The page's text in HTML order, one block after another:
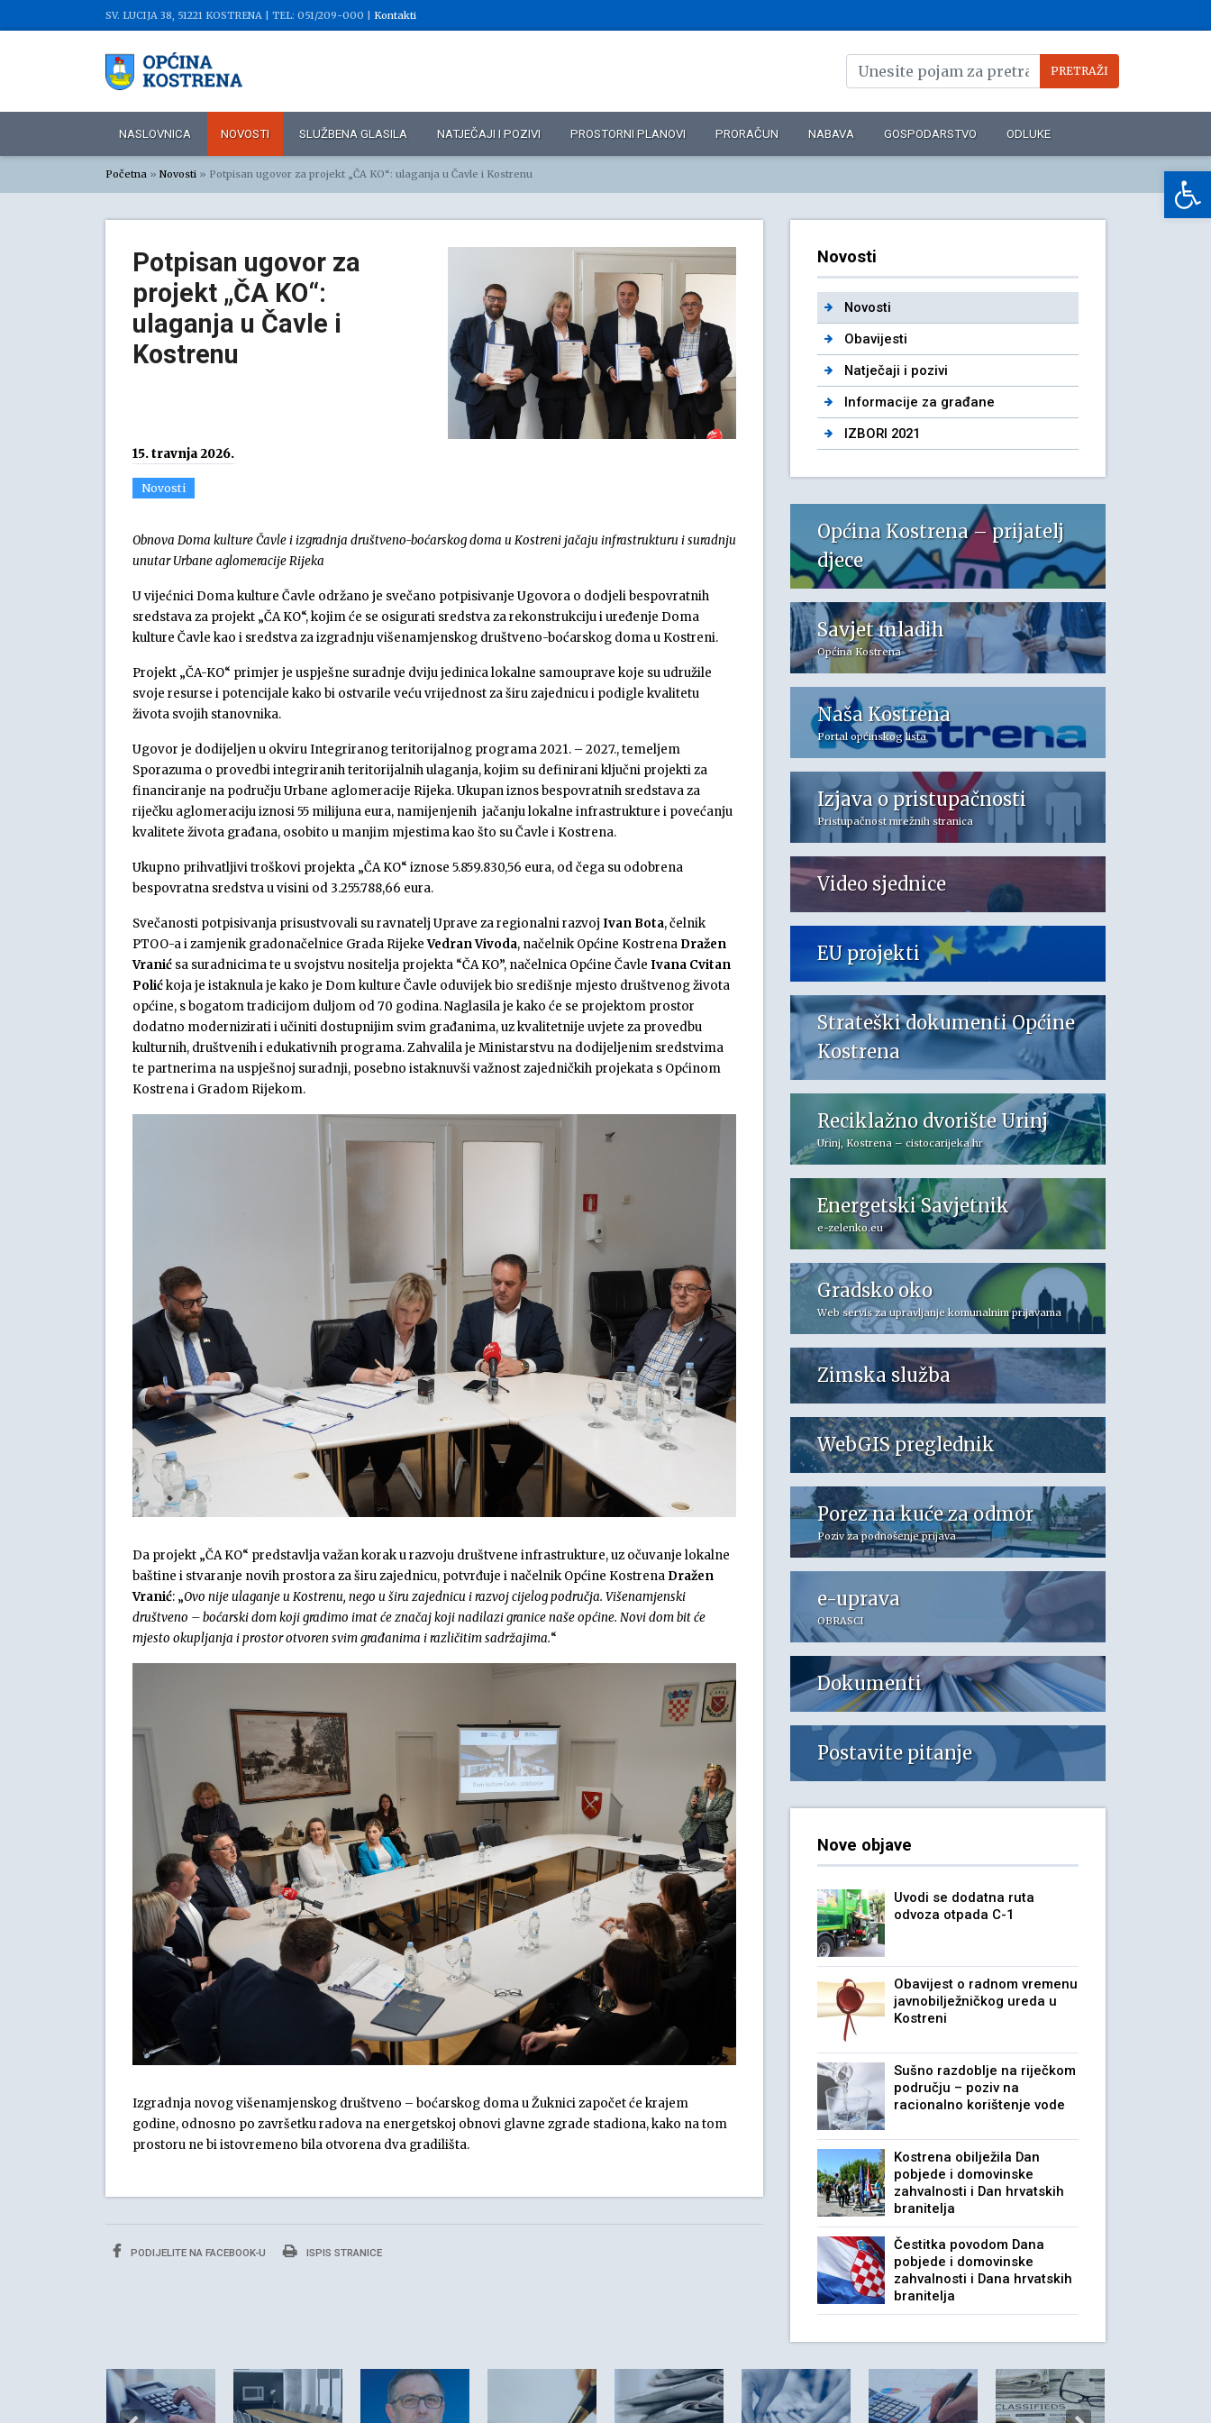
SV. LUCIJA 38, 51221 KOSTRENA | TEL: 051/209-000 | Kontakti
NASLOVNICA NOVOSTI SLUŽBENA GLASILA NATJEČAJI I POZIVI PROSTORNI PLANOVI PRORAČUN NABAVA GOSPODARSTVO ODLUKE
Početna » Novosti » Potpisan ugovor za projekt „ČA KO“: ulaganja u Čavle i Kostrenu
Potpisan ugovor za
projekt „ČA KO“:
ulaganja u Čavle i
Kostrenu
15. travnja 2026.
Novosti
Obnova Doma kulture Čavle i izgradnja društveno-boćarskog doma u Kostreni jačaju infrastrukturu i suradnju
unutar Urbane aglomeracije Rijeka
U vijećnici Doma kulture Čavle održano je svečano potpisivanje Ugovora o dodjeli bespovratnih
sredstava za projekt „ČA KO“, kojim će se osigurati sredstva za rekonstrukciju i uređenje Doma
kulture Čavle kao i sredstva za izgradnju višenamjenskog društveno-boćarskog doma u Kostreni.
Projekt „ČA-KO“ primjer je uspješne suradnje dviju jedinica lokalne samouprave koje su udružile
svoje resurse i potencijale kako bi ostvarile veću vrijednost za širu zajednicu i podigle kvalitetu
života svojih stanovnika.
Ugovor je dodijeljen u okviru Integriranog teritorijalnog programa 2021. – 2027., temeljem
Sporazuma o provedbi integriranih teritorijalnih ulaganja, kojim su definirani ključni projekti za
financiranje na području Urbane aglomeracije Rijeka. Ukupan iznos bespovratnih sredstava za
riječku aglomeraciju iznosi 55 milijuna eura, namijenjenih jačanju lokalne infrastrukture i povećanju
kvalitete života građana, osobito u manjim mjestima kao što su Čavle i Kostrena.
Ukupno prihvatljivi troškovi projekta „ČA KO“ iznose 5.859.830,56 eura, od čega su odobrena
bespovratna sredstva u visini od 3.255.788,66 eura.
Svečanosti potpisivanja prisustvovali su ravnatelj Uprave za regionalni razvoj Ivan Bota, čelnik
PTOO-a i zamjenik gradonačelnice Grada RijekeVedran Vivoda, načelnik Općine Kostrena Dražen
Vranić sa suradnicima te u svojstvu nositelja projekta “ČA KO”, načelnica Općine Čavle Ivana Cvitan
Polićkoja je istaknula je kako je Dom kulture Čavle oduvijek bio središnje mjesto društvenog života
općine, s bogatom tradicijom duljom od 70 godina. Naglasila je kako će se projektom prostor
dodatno modernizirati i učiniti dostupnijim svim građanima, uz kvalitetnije uvjete za provedbu
kulturnih, društvenih i edukativnih programa. Zahvalila je Ministarstvu na dodijeljenim sredstvima
te partnerima na uspješnoj suradnji, posebno istaknuvši važnost zajedničkih projekata s Općinom
Kostrena i Gradom Rijekom.
Da projekt „ČA KO“ predstavlja važan korak u razvoju društvene infrastrukture, uz očuvanje lokalne
baštine i stvaranje novih prostora za širu zajednicu, potvrđuje i načelnik Općine Kostrena Dražen
Vranić: „Ovo nije ulaganje u Kostrenu, nego u širu zajednicu i razvoj cijelog područja. Višenamjenski
društveno – boćarski dom koji gradimo imat će značaj koji nadilazi granice naše općine. Novi dom bit će
mjesto okupljanja i prostor otvoren svim građanima i različitim sadržajima.“
Izgradnja novog višenamjenskog društveno – boćarskog doma u Žuknici započet će krajem
godine, odnosno po završetku radova na energetskoj obnovi glavne zgrade stadiona, kako na tom
prostoru ne bi istovremeno bila otvorena dva gradilišta.
PODIJELITE NA FACEBOOK-U ISPIS STRANICE
Novosti
Novosti
Obavijesti
Natječaji i pozivi
Informacije za građane
IZBORI 2021
Općina Kostrena – prijatelj
djece
Savjet mladih
Općina Kostrena
Naša Kostrena
Portal općinskog lista
Izjava o pristupačnosti
Pristupačnost mrežnih stranica
Video sjednice
EU projekti
Strateški dokumenti Općine
Kostrena
Reciklažno dvorište Urinj
Urinj, Kostrena – cistocarijeka.hr
Energetski Savjetnik
e-zelenko.eu
Gradsko oko
Web servis za upravljanje komunalnim prijavama
Zimska služba
WebGIS preglednik
Porez na kuće za odmor
Poziv za podnošenje prijava
e-uprava
OBRASCI
Dokumenti
Postavite pitanje
Nove objave
Uvodi se dodatna ruta
odvoza otpada C-1
Obavijest o radnom vremenu
javnobilježničkog ureda u
Kostreni
Sušno razdoblje na riječkom
području – poziv na
racionalno korištenje vode
Kostrena obilježila Dan
pobjede i domovinske
zahvalnosti i Dan hrvatskih
branitelja
Čestitka povodom Dana
pobjede i domovinske
zahvalnosti i Dana hrvatskih
branitelja